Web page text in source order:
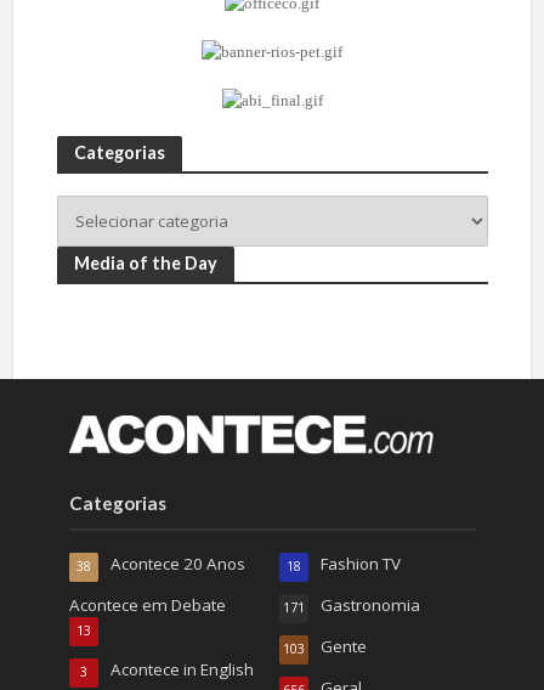
Categorias
Media of the Day
Categorias
Acontece 20 Anos
38
Acontece em Debate
13
Acontece in English
3
Fashion TV
18
Gastronomia
171
Gente
103